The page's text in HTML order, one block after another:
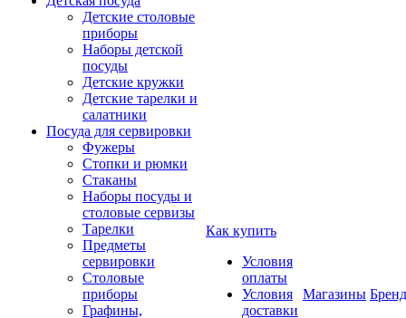
Детские столовые
приборы
Наборы детской
посуды
Детские кружки
Детские тарелки и
салатники
Посуда для сервировки
Фужеры
Стопки и рюмки
Стаканы
Наборы посуды и
столовые сервизы
Тарелки
Предметы
сервировки
Столовые
приборы
Графины,
Как купить
Условия
оплаты
Условия
доставки
Магазины